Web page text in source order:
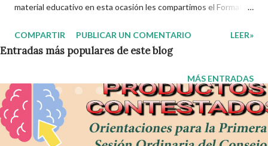
material educativo en esta ocasión les compartimos el Formato
gran utilidad para fortalecer los procesos de enseñanza y
aprendizaje para que los alumnos alcacen los niveles de logro
educativo. Gracias por seguir a nuestro blog educativo, también
agradecemos a los creadores de los diferentes materiales que
hacen que todo esto sea posible, recordándoles que nosotros
solo los compartimos con fines educativos, didácticos e
informativos. ☺️ Obtén documento completo aquí 👇👇👇 Formato
COMPARTIR PUBLICAR UN COMENTARIO LEER»
MÁS ENTRADAS
Entradas más populares de este blog